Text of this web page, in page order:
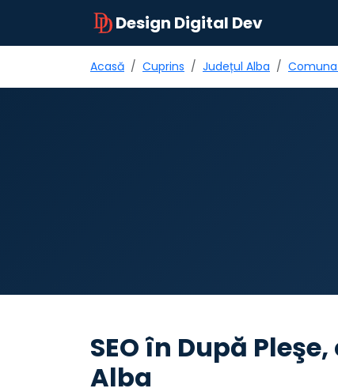
Design Digital Dev
Acasă Cuprins Județul Alba
SEO în După
Alba